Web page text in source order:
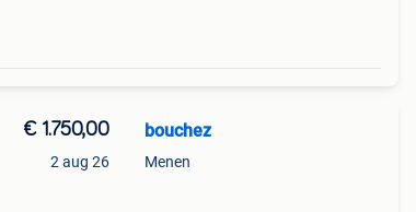
€ 1.750,00
2 aug 26
bouchez
Menen